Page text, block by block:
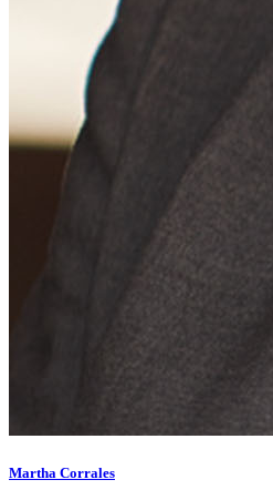
Martha Corrales